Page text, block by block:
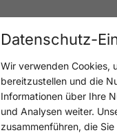
Datenschutz-
Wir verwenden Cookies,
bereitzustellen und die
Informationen über Ihre
und Analysen weiter.
zusammenführen, die